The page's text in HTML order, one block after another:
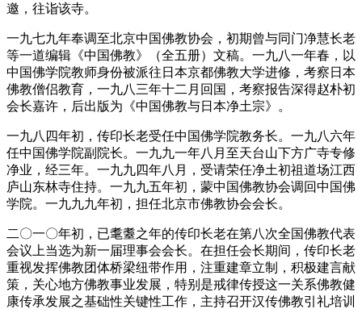
邀，往诣该寺。
一九七九年奉调至北京中国佛教协会，初期曾与同门净慧长老
等一道编辑《中国佛教》（全五册）文稿。一九八一年春，以
中国佛学院教师身份被派往日本京都佛教大学进修，考察日本
佛教僧侣教育，一九八三年十二月回国，考察报告深得赵朴初
会长嘉许，后出版为《中国佛教与日本净土宗》。
一九八四年初，传印长老受任中国佛学院教务长。一九八六年
任中国佛学院副院长。一九九一年八月至天台山下方广寺专修
净业，经三年。一九九四年八月，受请荣任净土初祖道场江西
庐山东林寺住持。一九九五年初，蒙中国佛教协会调回中国佛
学院。一九九九年初，担任北京市佛教协会会长。
二〇一〇年初，已耄耋之年的传印长老在第八次全国佛教代表
会议上当选为新一届理事会会长。在担任会长期间，传印长老
重视发挥佛教团体桥梁纽带作用，注重建章立制，积极建言献
策，关心地方佛教事业发展，特别是戒律传授这一关系佛教健
康传承发展之基础性关键性工作，主持召开汉传佛教引礼培训